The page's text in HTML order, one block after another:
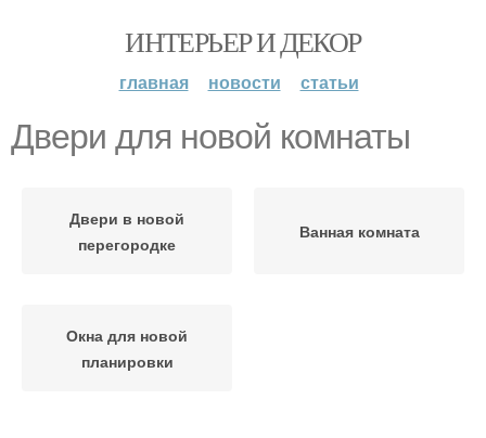
ИНТЕРЬЕР И ДЕКОР
главная новости статьи
Двери для новой комнаты
Двери в новой
перегородке
Ванная комната
Окна для новой
планировки